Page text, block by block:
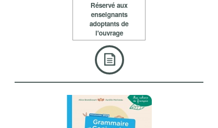
Réservé aux
enseignants
adoptants de
l'ouvrage